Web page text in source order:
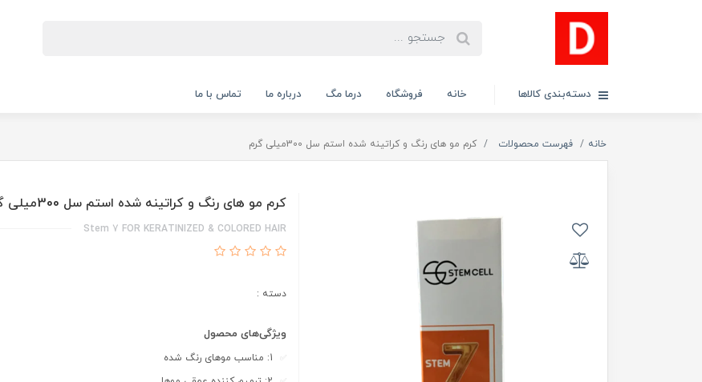
دسته‌بندی کالاها خانه فروشگاه درما مگ درباره ما تماس با ما
خانه فهرست محصولات کرم مو های رنگ و کراتینه شده استم سل 300میلی گرم
کرم مو های رنگ و کراتینه شده استم سل 300میلی گرم
Stem 7 FOR KERATINIZED & COLORED HAIR
دسته :
ویژگی‌های محصول